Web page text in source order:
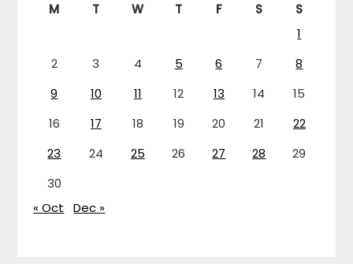
M T W T F S
S
1
2
3 4 5 6 7
8
9
10 11 12 13 14
15
16
17 18 19 20 21
22
23
24 25 26 27 28
29
30
« Oct
Dec »